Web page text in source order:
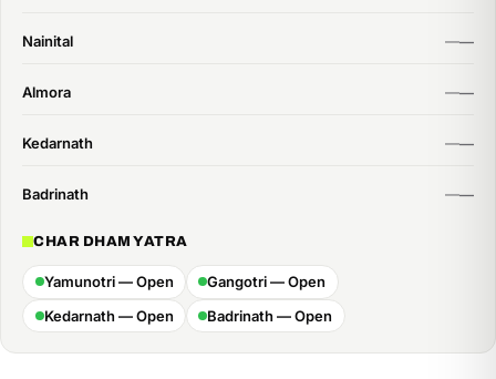
Nainital
Almora
Kedarnath
Badrinath
CHAR DHAM YATRA
Yamunotri — Open
Gangotri — Open
Kedarnath — Open
Badrinath — Open